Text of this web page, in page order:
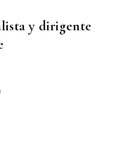
y dirigente